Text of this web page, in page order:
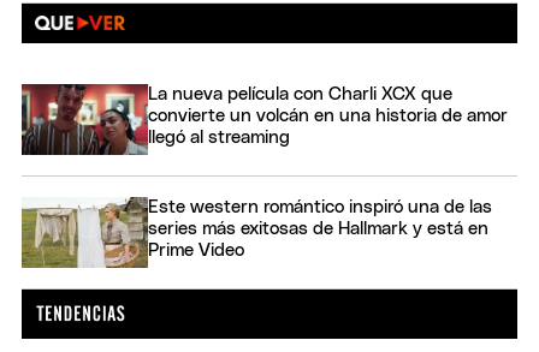
La nueva película con Charli XCX que
convierte un volcán en una historia de amor
llegó al streaming
Este western romántico inspiró una de las
series más exitosas de Hallmark y está en
Prime Video